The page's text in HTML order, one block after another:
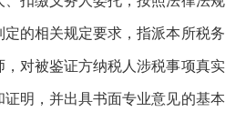
的相关规定要求，指派本所税务
对被鉴证方纳税人涉税事项真实
明，并出具书面专业意见的基本